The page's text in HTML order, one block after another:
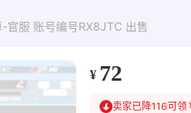
官服 账号编号RX8JTC 出售
¥ 72
卖家已降116可领